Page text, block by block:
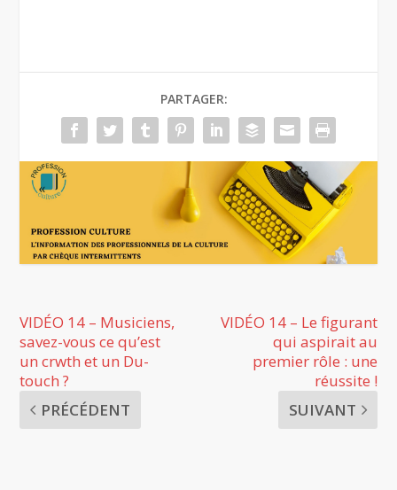
PARTAGER:
VIDÉO 14 – Musiciens,
savez-vous ce qu’est
un crwth et un Du-
touch ?
PRÉCÉDENT
VIDÉO 14 – Le figurant
qui aspirait au
premier rôle : une
réussite !
SUIVANT